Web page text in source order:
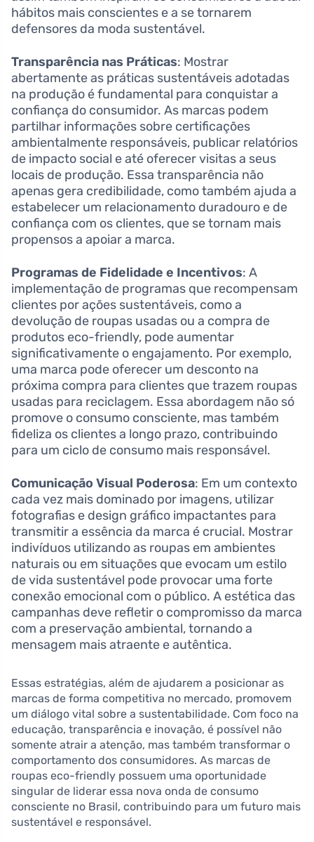
hábitos mais conscientes e a se tornarem
defensores da moda sustentável.
Transparência nas Práticas: Mostrar
abertamente as práticas sustentáveis adotadas
na produção é fundamental para conquistar a
confiança do consumidor. As marcas podem
partilhar informações sobre certificações
ambientalmente responsáveis, publicar relatórios
de impacto social e até oferecer visitas a seus
locais de produção. Essa transparência não
apenas gera credibilidade, como também ajuda a
estabelecer um relacionamento duradouro e de
confiança com os clientes, que se tornam mais
propensos a apoiar a marca.
Programas de Fidelidade e Incentivos: A
implementação de programas que recompensam
clientes por ações sustentáveis, como a
devolução de roupas usadas ou a compra de
produtos eco-friendly, pode aumentar
significativamente o engajamento. Por exemplo,
uma marca pode oferecer um desconto na
próxima compra para clientes que trazem roupas
usadas para reciclagem. Essa abordagem não só
promove o consumo consciente, mas também
fideliza os clientes a longo prazo, contribuindo
para um ciclo de consumo mais responsável.
Comunicação Visual Poderosa: Em um contexto
cada vez mais dominado por imagens, utilizar
fotografias e design gráfico impactantes para
transmitir a essência da marca é crucial. Mostrar
indivíduos utilizando as roupas em ambientes
naturais ou em situações que evocam um estilo
de vida sustentável pode provocar uma forte
conexão emocional com o público. A estética das
campanhas deve refletir o compromisso da marca
com a preservação ambiental, tornando a
mensagem mais atraente e autêntica.
Essas estratégias, além de ajudarem a posicionar as
marcas de forma competitiva no mercado, promovem
um diálogo vital sobre a sustentabilidade. Com foco na
educação, transparência e inovação, é possível não
somente atrair a atenção, mas também transformar o
comportamento dos consumidores. As marcas de
roupas eco-friendly possuem uma oportunidade
singular de liderar essa nova onda de consumo
consciente no Brasil, contribuindo para um futuro mais
sustentável e responsável.